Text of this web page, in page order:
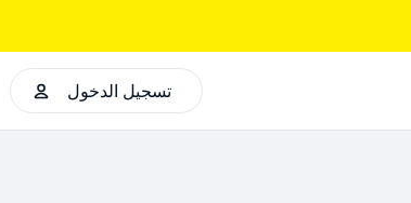
تسجيل الدخول